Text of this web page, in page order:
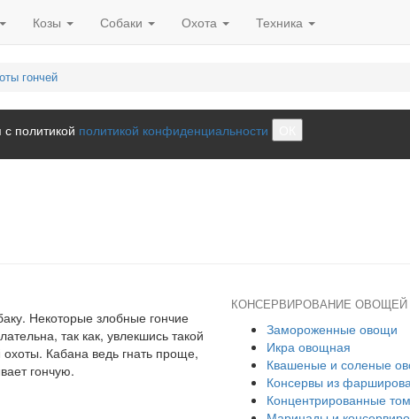
Козы Собаки Охота Техника
гончей
политикой политикой конфиденциальности
Некоторые злобные гончие
так как, увлекшись такой
Кабана ведь гнать проще,
гончую.
КОНСЕРВИРОВАНИЕ ОВОЩЕЙ
Замороженные овощи
Икра овощная
Квашеные и соленые
Консервы из
Концентрированные